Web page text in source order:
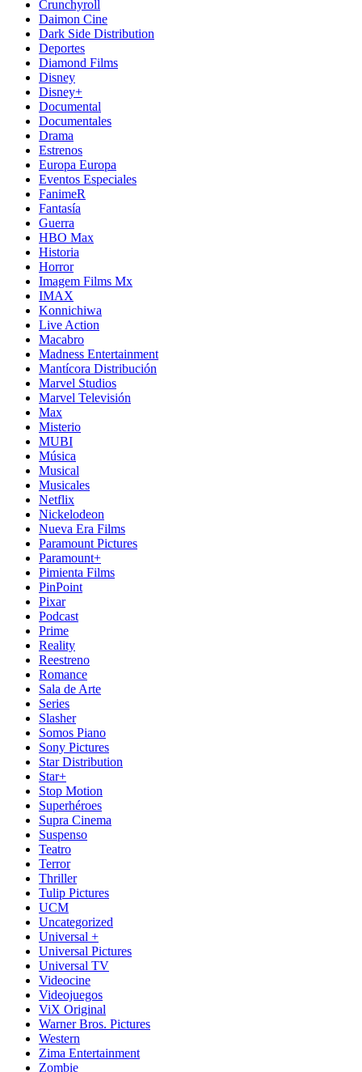
Crunchyroll
Daimon Cine
Dark Side Distribution
Deportes
Diamond Films
Disney
Disney+
Documental
Documentales
Drama
Estrenos
Europa Europa
Eventos Especiales
FanimeR
Fantasía
Guerra
HBO Max
Historia
Horror
Imagem Films Mx
IMAX
Konnichiwa
Live Action
Macabro
Madness Entertainment
Mantícora Distribución
Marvel Studios
Marvel Televisión
Max
Misterio
MUBI
Música
Musical
Musicales
Netflix
Nickelodeon
Nueva Era Films
Paramount Pictures
Paramount+
Pimienta Films
PinPoint
Pixar
Podcast
Prime
Reality
Reestreno
Romance
Sala de Arte
Series
Slasher
Somos Piano
Sony Pictures
Star Distribution
Star+
Stop Motion
Superhéroes
Supra Cinema
Suspenso
Teatro
Terror
Thriller
Tulip Pictures
UCM
Uncategorized
Universal +
Universal Pictures
Universal TV
Videocine
Videojuegos
ViX Original
Warner Bros. Pictures
Western
Zima Entertainment
Zombie